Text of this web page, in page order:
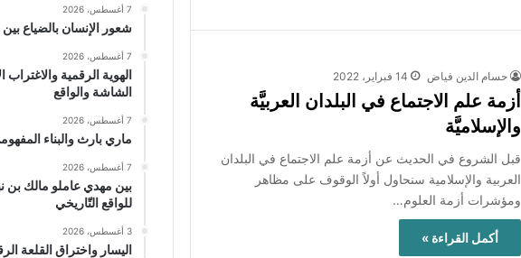
حسام الدين فياض 14 فبراير، 2022
أزمة علم الاجتماع في البلدان العربيَّة
والإسلاميَّة
قبل الشروع في الحديث عن أزمة علم الاجتماع في البلدان
العربية والإسلامية سنحاول أولاً الوقوف على مظاهر
ومؤشرات أزمة العلوم…
أكمل القراءة »
7 أغسطس، 2026
شعور الإنسان بالضياع
7 أغسطس، 2026
الهوية الرقمية
الشاشة والواقع
7 أغسطس، 2026
ماري بارث والبناء
7 أغسطس، 2026
بين مهدي عاملو مالك بن
للواقع التّاريخي
3 أغسطس، 2026
اليسار واختراق القلعة